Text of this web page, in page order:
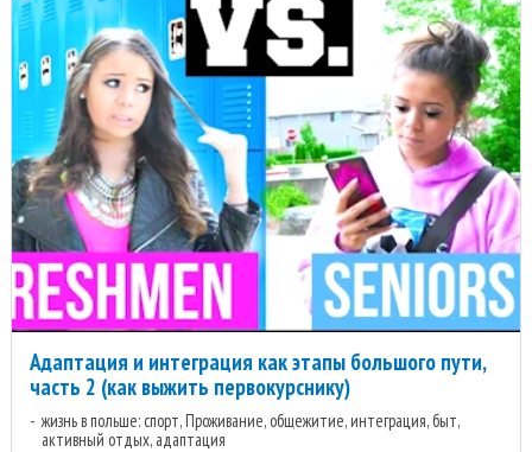
Адаптация и интеграция как этапы большого пути,
часть 2 (как выжить первокурснику)
жизнь в польше: спорт, Проживание, общежитие, интеграция, быт,
активный отдых, адаптация